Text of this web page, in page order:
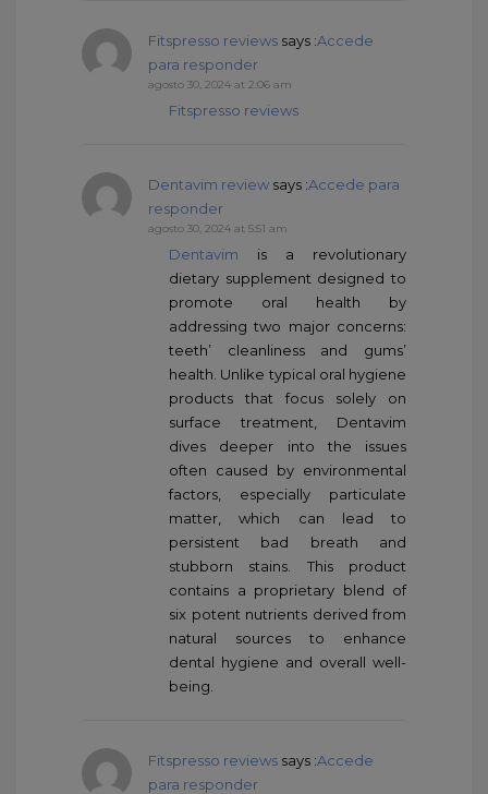
Fitspresso reviews says :Accede
para responder
agosto 30, 2024 at 2:06 am
Fitspresso reviews
Dentavim review says :Accede para
responder
agosto 30, 2024 at 5:51 am
Dentavim is a revolutionary
dietary supplement designed to
promote oral health by
addressing two major concerns:
teeth’ cleanliness and gums’
health. Unlike typical oral hygiene
products that focus solely on
surface treatment, Dentavim
dives deeper into the issues
often caused by environmental
factors, especially particulate
matter, which can lead to
persistent bad breath and
stubborn stains. This product
contains a proprietary blend of
six potent nutrients derived from
natural sources to enhance
dental hygiene and overall well-
being.
Fitspresso reviews says :Accede
para responder